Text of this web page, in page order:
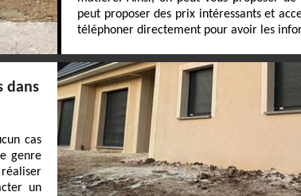
peut proposer des prix intéressants et
téléphoner directement pour avoir les
dans
cas
genre
un